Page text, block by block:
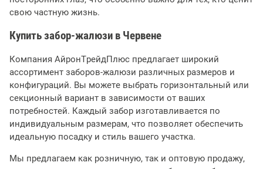
свою частную жизнь.
Купить забор-жалюзи в Червене
Компания АйронТрейдПлюс предлагает широкий
ассортимент заборов-жалюзи различных размеров и
конфигураций. Вы можете выбрать горизонтальный или
секционный вариант в зависимости от ваших
потребностей. Каждый забор изготавливается по
индивидуальным размерам, что позволяет обеспечить
идеальную посадку и стиль вашего участка.
Мы предлагаем как розничную, так и оптовую продажу,